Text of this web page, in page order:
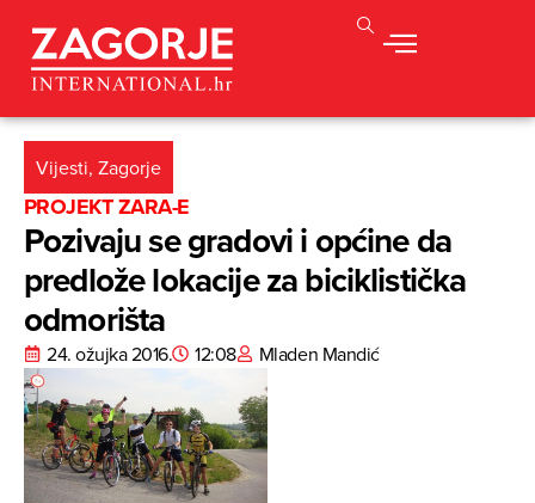
Vijesti, Zagorje
PROJEKT ZARA-E
Pozivaju se gradovi i općine da
predlože lokacije za biciklistička
odmorišta
24. ožujka 2016. 12:08 Mladen Mandić